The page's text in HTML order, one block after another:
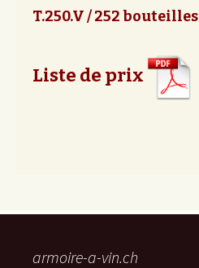
T.250.V / 252 bouteilles
Liste de prix
armoire-a-vin.ch